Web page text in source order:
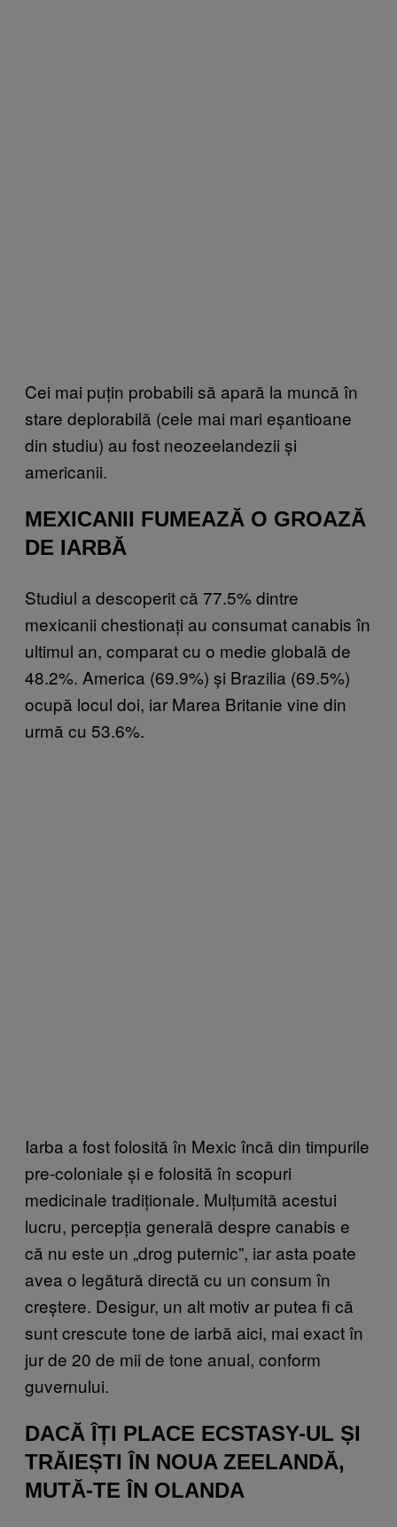
Cei mai puțin probabili să apară la muncă în
stare deplorabilă (cele mai mari eșantioane
din studiu) au fost neozeelandezii și
americanii.
MEXICANII FUMEAZĂ O GROAZĂ
DE IARBĂ
Studiul a descoperit că 77.5% dintre
mexicanii chestionați au consumat canabis în
ultimul an, comparat cu o medie globală de
48.2%. America (69.9%) și Brazilia (69.5%)
ocupă locul doi, iar Marea Britanie vine din
urmă cu 53.6%.
Iarba a fost folosită în Mexic încă din timpurile
pre-coloniale și e folosită în scopuri
medicinale tradiționale. Mulțumită acestui
lucru, percepția generală despre canabis e
că nu este un „drog puternic”, iar asta poate
avea o legătură directă cu un consum în
creștere. Desigur, un alt motiv ar putea fi că
sunt crescute tone de iarbă aici, mai exact în
jur de 20 de mii de tone anual, conform
guvernului.
DACĂ ÎȚI PLACE ECSTASY-UL ȘI
TRĂIEȘTI ÎN NOUA ZEELANDĂ,
MUTĂ-TE ÎN OLANDA